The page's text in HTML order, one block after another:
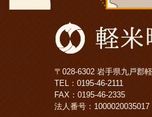
〒028-6302 岩手県九戸郡
TEL： 0195-46-2111
FAX：0195-46-2335
法人番号：1000020035017